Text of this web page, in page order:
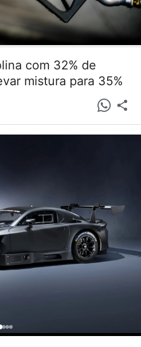
com 32% de
mistura para 35%